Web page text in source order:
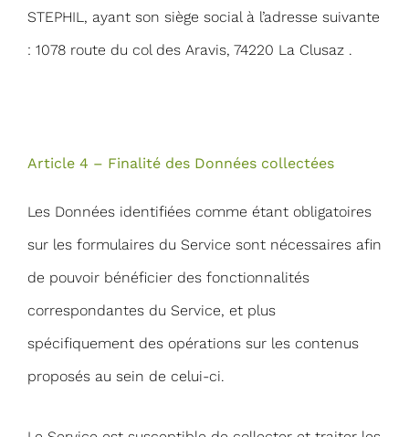
STEPHIL, ayant son siège social à l’adresse suivante
: 1078 route du col des Aravis, 74220 La Clusaz .
Article 4 – Finalité des Données collectées
Les Données identifiées comme étant obligatoires
sur les formulaires du Service sont nécessaires afin
de pouvoir bénéficier des fonctionnalités
correspondantes du Service, et plus
spécifiquement des opérations sur les contenus
proposés au sein de celui-ci.